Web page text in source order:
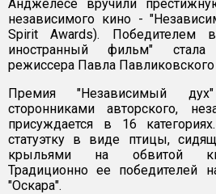
Анджелесе вручили
независимого кино -
Spirit Awards). Победителем
иностранный фильм" стала
режиссера Павла
Премия "Независимый
сторонниками авторского,
присуждается в 16
статуэтку в виде птицы,
крыльями на обвитой
Традиционно ее победителей
"Оскара".